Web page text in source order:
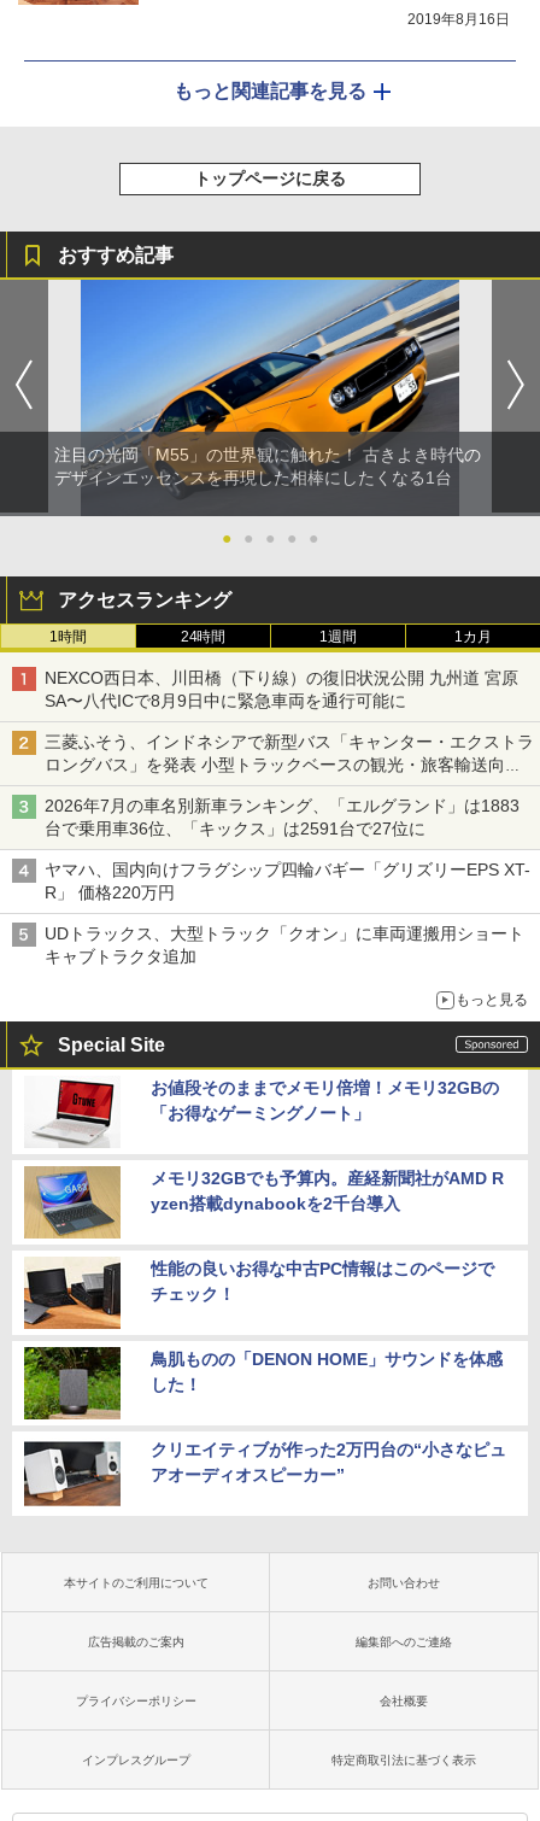
2019年8月16日
もっと関連記事を見る
トップページに戻る
おすすめ記事
注目の光岡「M55」の世界観に触れた！ 古きよき時代の
デザインエッセンスを再現した相棒にしたくなる1台
● ● ● ● ●
アクセスランキング
1時間 24時間 1週間 1カ月
NEXCO西日本、川田橋（下り線）の復旧状況公開 九州道 宮原
SA〜八代ICで8月9日中に緊急車両を通行可能に
三菱ふそう、インドネシアで新型バス「キャンター・エクストラ
ロングバス」を発表 小型トラックベースの観光・旅客輸送向け
バス
2026年7月の車名別新車ランキング、「エルグランド」は1883
台で乗用車36位、「キックス」は2591台で27位に
ヤマハ、国内向けフラグシップ四輪バギー「グリズリーEPS XT-
R」 価格220万円
UDトラックス、大型トラック「クオン」に車両運搬用ショート
キャブトラクタ追加
もっと見る
Special Site
お値段そのままでメモリ倍増！メモリ32GBの
「お得なゲーミングノート」
メモリ32GBでも予算内。産経新聞社がAMD R
yzen搭載dynabookを2千台導入
性能の良いお得な中古PC情報はこのページで
チェック！
鳥肌ものの「DENON HOME」サウンドを体感
した！
クリエイティブが作った2万円台の“小さなピュ
アオーディオスピーカー”
本サイトのご利用について お問い合わせ
広告掲載のご案内 編集部へのご連絡
プライバシーポリシー 会社概要
インプレスグループ 特定商取引法に基づく表示